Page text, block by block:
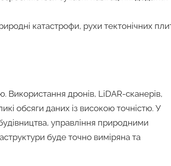
катастрофи, рухи тектонічних
Використання дронів, LiDAR-сканерів,
обсяги даних із високою точністю. У
управління природними
буде точно виміряна та